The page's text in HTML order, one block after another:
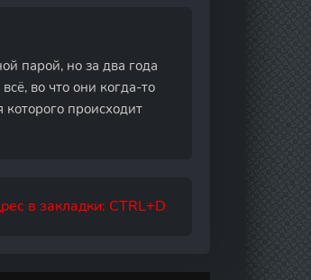
парой, но за два года
во что они когда-то
происходит
в закладки: CTRL+D